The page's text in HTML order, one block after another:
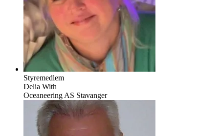
Styremedlem
Delia With
Oceaneering AS Stavanger